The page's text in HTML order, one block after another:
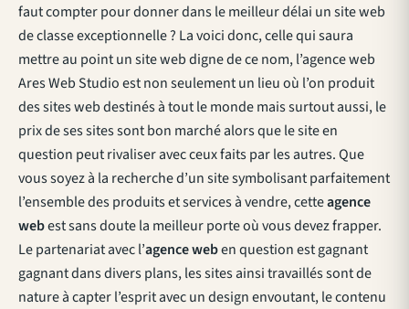
faut compter pour donner dans le meilleur délai un site web
de classe exceptionnelle ? La voici donc, celle qui saura
mettre au point un site web digne de ce nom, l’agence web
Ares Web Studio est non seulement un lieu où l’on produit
des sites web destinés à tout le monde mais surtout aussi, le
prix de ses sites sont bon marché alors que le site en
question peut rivaliser avec ceux faits par les autres. Que
vous soyez à la recherche d’un site symbolisant parfaitement
l’ensemble des produits et services à vendre, cetteagence
webest sans doute la meilleur porte où vous devez frapper.
Le partenariat avec l’agence weben question est gagnant
gagnant dans divers plans, les sites ainsi travaillés sont de
nature à capter l’esprit avec un design envoutant, le contenu